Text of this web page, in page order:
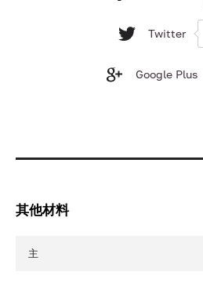
Twitter
Google Plus
其他材料
主